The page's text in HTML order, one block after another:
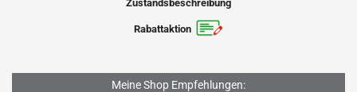
Zustandsbeschreibung
Rabattaktion
Meine Shop Empfehlungen: